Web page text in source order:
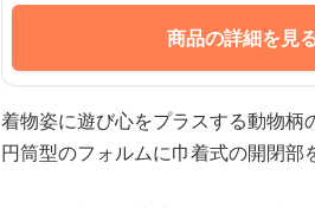
商品の詳細を見
着物姿に遊び心をプラスする動物柄
円筒型のフォルムに巾着式の開閉部